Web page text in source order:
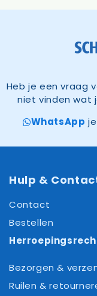
Heb je een vraag
niet vinden wat
WhatsApp
Hulp &
Contact
Bestellen
Bezorgen &
Ruilen &